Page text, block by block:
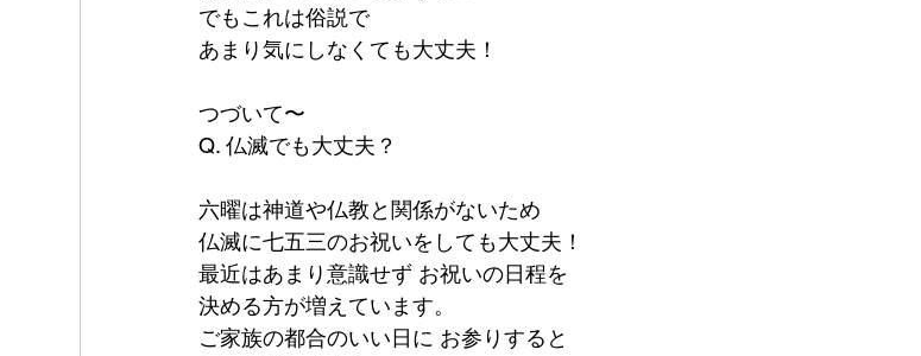
でもこれは俗説で
あまり気にしなくても大丈夫！
つづいて〜
Q. 仏滅でも大丈夫？
六曜は神道や仏教と関係がないため
仏滅に七五三のお祝いをしても大丈夫！
最近はあまり意識せず お祝いの日程を
決める方が増えています。
ご家族の都合のいい日に お参りすると